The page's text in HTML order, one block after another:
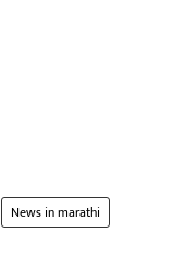
News in marathi